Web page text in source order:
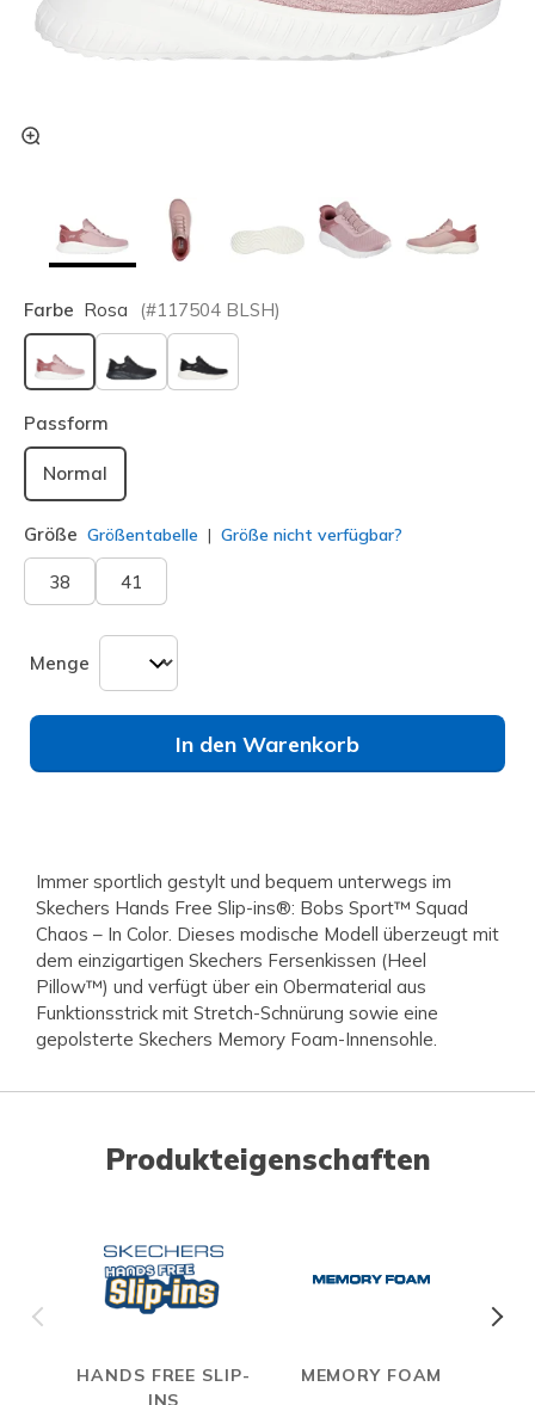
Farbe Rosa (#117504 BLSH)
ausgewählt
Passform
Normal
Größe Größentabelle Größe nicht verfügbar?
38 41
Menge
In den Warenkorb
Immer sportlich gestylt und bequem unterwegs im
Skechers Hands Free Slip-ins®: Bobs Sport™ Squad
Chaos – In Color. Dieses modische Modell überzeugt mit
dem einzigartigen Skechers Fersenkissen (Heel
Pillow™) und verfügt über ein Obermaterial aus
Funktionsstrick mit Stretch-Schnürung sowie eine
gepolsterte Skechers Memory Foam-Innensohle.
Produkteigenschaften
HANDS FREE SLIP-
INS
MEMORY FOAM